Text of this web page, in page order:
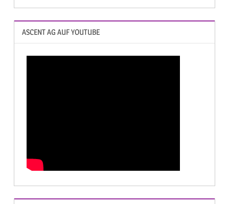
ASCENT AG AUF YOUTUBE